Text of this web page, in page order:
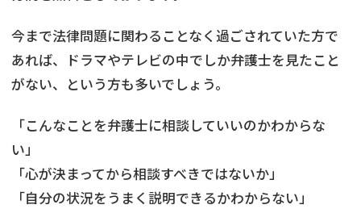
今まで法律問題に関わることなく過ごされていた方で
あれば、ドラマやテレビの中でしか弁護士を見たこと
がない、という方も多いでしょう。
「こんなことを弁護士に相談していいのかわからな
い」
「心が決まってから相談すべきではないか」
「自分の状況をうまく説明できるかわからない」